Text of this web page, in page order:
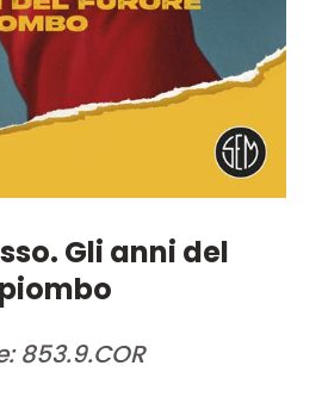
Gli anni del
853.9.COR